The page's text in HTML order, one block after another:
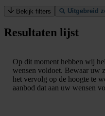
Bekijk filters Uitgebreid
Resultaten lijst
Op dit moment hebben wij
wensen voldoet. Bewaar uw
het vervolg op de hoogte te
aanbod dat aan uw wensen